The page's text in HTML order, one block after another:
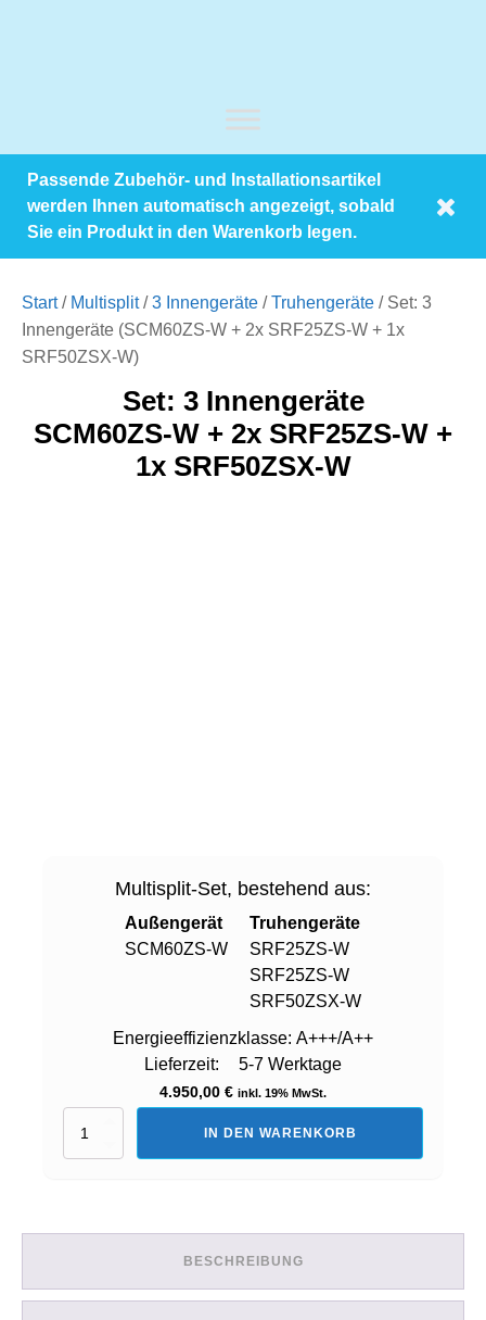
Passende Zubehör- und Installationsartikel
werden Ihnen automatisch angezeigt, sobald
Sie ein Produkt in den Warenkorb legen.
Start/ Multisplit/3 Innengeräte /Truhengeräte / Set: 3
Innengeräte (SCM60ZS-W + 2x SRF25ZS-W + 1x
SRF50ZSX-W)
Set: 3 Innengeräte
SCM60ZS-W + 2x SRF25ZS-W +
1x SRF50ZSX-W
Multisplit-Set, bestehend aus:
Außengerät
SCM60ZS-W
Truhengeräte
SRF25ZS-W
SRF25ZS-W
SRF50ZSX-W
Energieeffizienzklasse: A+++/A++
Lieferzeit:
5-7 Werktage
4.950,00 € inkl. 19% MwSt.
Set:
+
IN DEN WARENKORB
BESCHREIBUNG